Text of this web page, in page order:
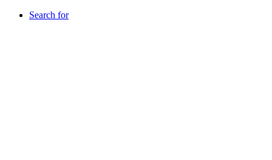
Search for